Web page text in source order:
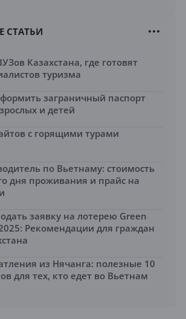
СТАТЬИ
Казахстана, где готовят
туризма
заграничный паспорт
и детей
с горящими турами
по Вьетнаму: стоимость
дня проживания и прайс на
заявку на лотерею Green
Рекомендации для граждан
из Нячанга: полезные 10
для тех, кто едет во Вьетнам